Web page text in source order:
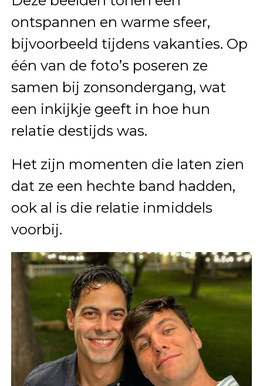
ontspannen en warme sfeer,
bijvoorbeeld tijdens vakanties. Op
één van de foto’s poseren ze
samen bij zonsondergang, wat
een inkijkje geeft in hoe hun
relatie destijds was.
Het zijn momenten die laten zien
dat ze een hechte band hadden,
ook al is die relatie inmiddels
voorbij.